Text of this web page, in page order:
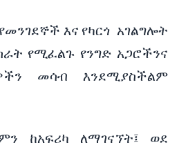
የመንገደኞች እና የካርጎ አገልግሎት
የሚፈልጉ የንግድ አጋሮችንና
መሳብ
እንደሚያስችልም
ከአፍሪካ ለማገናኘት፤
ወደ